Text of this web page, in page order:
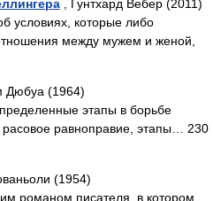
, Гунтхард Вебер (2011)
условиях, которые либо
между мужем и женой,
Дюбуа (1964)
этапы в борьбе
расовое равноправие, этапы… 230
(1954)
романом писателя, в котором